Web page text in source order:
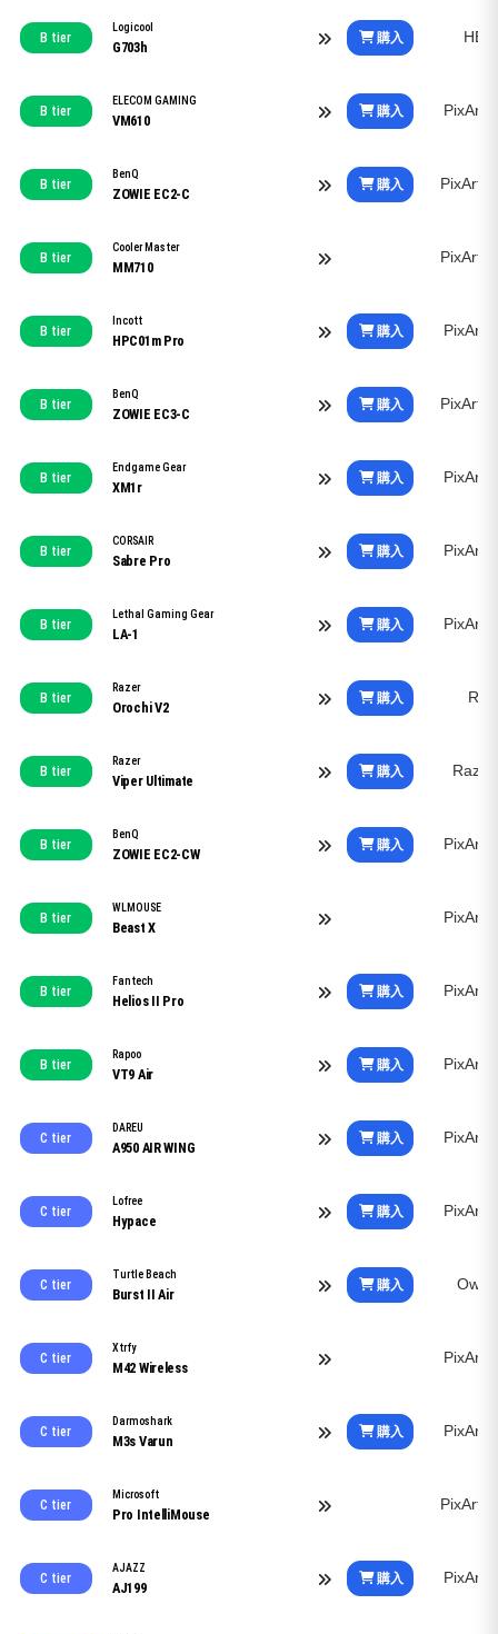
B tier
Logicool
G703h
購入
B tier
ELECOM GAMING
VM610
購入 PixArt
B tier
BenQ
ZOWIE EC2-C
購入 PixArt
B tier
Cooler Master
MM710
PixArt
B tier
Incott
HPC01m Pro
購入 PixArt
B tier
BenQ
ZOWIE EC3-C
購入 PixArt
B tier
Endgame Gear
XM1r
購入 PixArt
B tier
CORSAIR
Sabre Pro
購入 PixArt
B tier
Lethal Gaming Gear
LA-1
購入 PixArt
B tier
Razer
Orochi V2
購入
B tier
Razer
Viper Ultimate
購入
B tier
BenQ
ZOWIE EC2-CW
購入 PixArt
B tier
WLMOUSE
Beast X
PixArt
B tier
Fantech
Helios II Pro
購入 PixArt
B tier
Rapoo
VT9 Air
購入 PixArt
C tier
DAREU
A950 AIR WING
購入 PixArt
C tier
Lofree
Hypace
購入 PixArt
C tier
Turtle Beach
Burst II Air
購入 Owl-
C tier
Xtrfy
M42 Wireless
PixArt
C tier
Darmoshark
M3s Varun
購入 PixArt
C tier
Microsoft
Pro IntelliMouse
PixArt
C tier
AJAZZ
AJ199
購入 PixArt